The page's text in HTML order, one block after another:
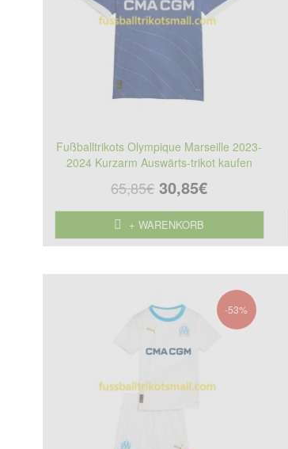
Fußballtrikots Olympique Marseille 2023-
2024 Kurzarm Auswärts-trikot kaufen
65,85€ 30,85€
+ WARENKORB
-53%